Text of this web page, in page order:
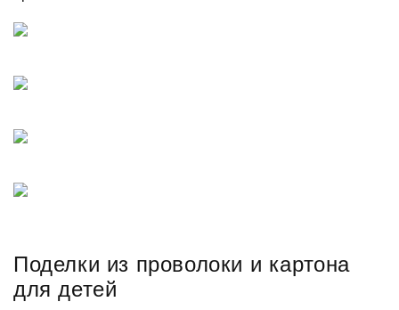
Поделки из проволоки и картона
для детей